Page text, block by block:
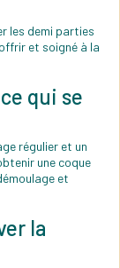
les demi parties
et soigné à la
qui se
régulier et un
une coque
et
la